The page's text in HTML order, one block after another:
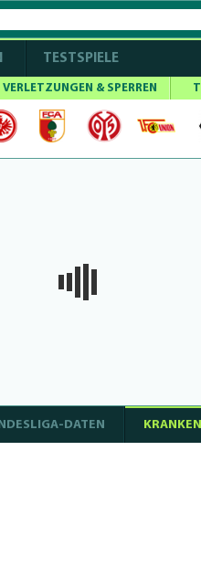
TESTSPIELE
VERLETZUNGEN & SPERREN
DATEN